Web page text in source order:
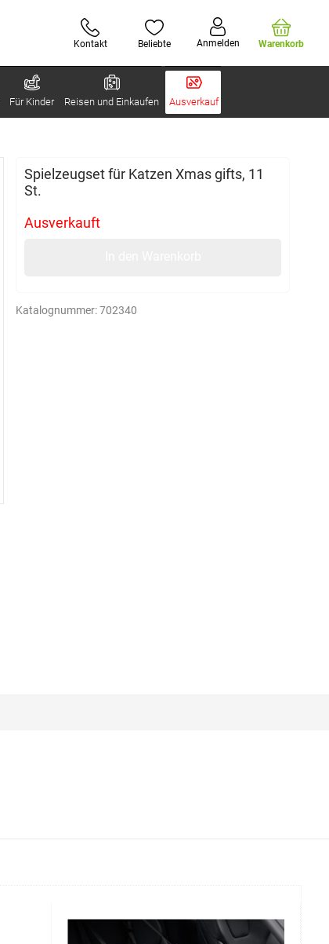
Kontakt Beliebte Anmelden Warenkorb
Für Kinder Reisen und Einkaufen Ausverkauf
Spielzeugset für Katzen Xmas gifts, 11
St.
Ausverkauft
Katalognummer:702340